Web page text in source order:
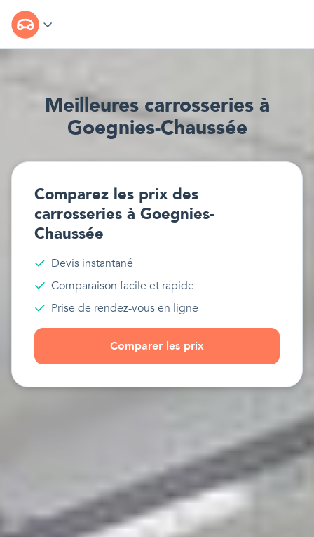
Meilleurescarrosseriesà
Goegnies-Chaussée
Comparez les prix des
carrosseries à Goegnies-
Chaussée
Devis instantané
Comparaison facile et rapide
Prise de rendez-vous en ligne
Comparer les prix